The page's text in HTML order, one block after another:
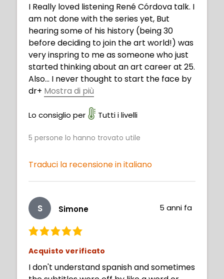
I Really loved listening René Córdova talk. I
am not done with the series yet, But
hearing some of his history (being 30
before deciding to join the art world!) was
very inspring to me as someone who just
started thinking about an art career at 25.
Also... I never thought to start the face by
dr+ Mostra di più
one of my worst places right now). He has
from an art teacher. Thanks! Can't wait to
Lo consiglio per Tutti i livelli
5 persone lo hanno trovato utile
Traduci la recensione in italiano
S Simone 5 anni fa
Acquisto verificato
I don't understand spanish and sometimes